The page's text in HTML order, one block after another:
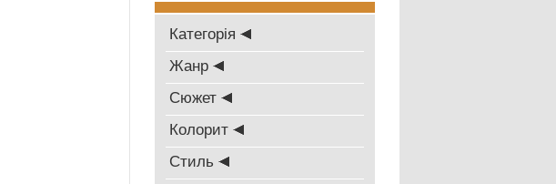
Категорія
Жанр
Сюжет
Колорит
Стиль